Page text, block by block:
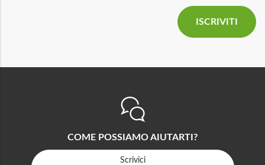
COME POSSIAMO AIUTARTI?
Scrivici